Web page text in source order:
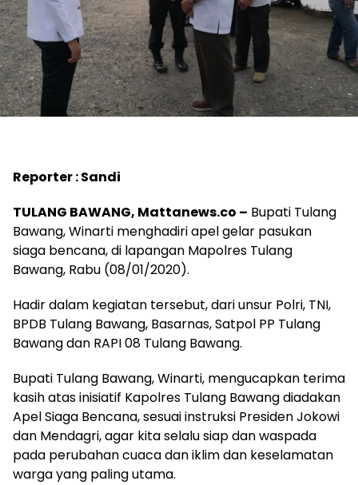
Reporter : Sandi
TULANG BAWANG, Mattanews.co – Bupati Tulang
Bawang, Winarti menghadiri apel gelar pasukan
siaga bencana, di lapangan Mapolres Tulang
Bawang, Rabu (08/01/2020).
Hadir dalam kegiatan tersebut, dari unsur Polri, TNI,
BPDB Tulang Bawang, Basarnas, Satpol PP Tulang
Bawang dan RAPI 08 Tulang Bawang.
Bupati Tulang Bawang, Winarti, mengucapkan terima
kasih atas inisiatif Kapolres Tulang Bawang diadakan
Apel Siaga Bencana, sesuai instruksi Presiden Jokowi
dan Mendagri, agar kita selalu siap dan waspada
pada perubahan cuaca dan iklim dan keselamatan
warga yang paling utama.